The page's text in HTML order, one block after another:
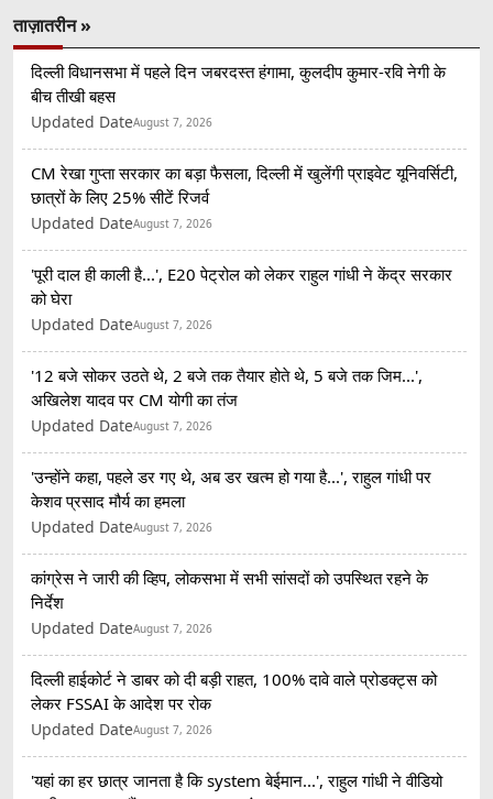
ताज़ातरीन »
दिल्ली विधानसभा में पहले दिन जबरदस्त हंगामा, कुलदीप कुमार-रवि नेगी के
बीच तीखी बहस
Updated DateAugust 7, 2026
CM रेखा गुप्ता सरकार का बड़ा फैसला, दिल्ली में खुलेंगी प्राइवेट यूनिवर्सिटी,
छात्रों के लिए 25% सीटें रिजर्व
Updated DateAugust 7, 2026
'पूरी दाल ही काली है...', E20 पेट्रोल को लेकर राहुल गांधी ने केंद्र सरकार
को घेरा
Updated DateAugust 7, 2026
'12 बजे सोकर उठते थे, 2 बजे तक तैयार होते थे, 5 बजे तक जिम...',
अखिलेश यादव पर CM योगी का तंज
Updated DateAugust 7, 2026
'उन्होंने कहा, पहले डर गए थे, अब डर खत्म हो गया है...', राहुल गांधी पर
केशव प्रसाद मौर्य का हमला
Updated DateAugust 7, 2026
कांग्रेस ने जारी की व्हिप, लोकसभा में सभी सांसदों को उपस्थित रहने के
निर्देश
Updated DateAugust 7, 2026
दिल्ली हाईकोर्ट ने डाबर को दी बड़ी राहत, 100% दावे वाले प्रोडक्ट्स को
लेकर FSSAI के आदेश पर रोक
Updated DateAugust 7, 2026
'यहां का हर छात्र जानता है कि system बेईमान...', राहुल गांधी ने वीडियो